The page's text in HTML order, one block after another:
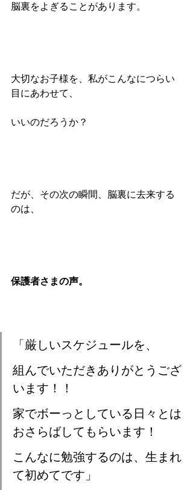
脳裏をよぎることがあります。
大切なお子様を、私がこんなにつらい
目にあわせて、
いいのだろうか？
だが、その次の瞬間、脳裏に去来する
のは、
保護者さまの声。
「厳しいスケジュールを、
組んでいただきありがとうござ
います！！
家でボーっとしている日々とは
おさらばしてもらいます！
こんなに勉強するのは、生まれ
て初めてです」